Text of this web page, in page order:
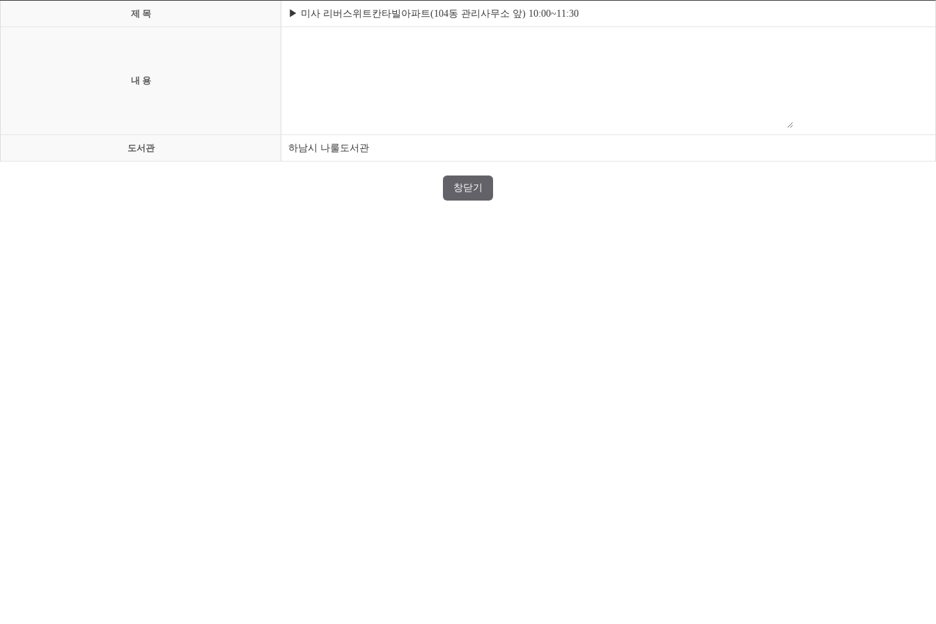
제 목 ▶ 미사 리버스위트칸타빌아파트(104동 관리사무소 앞) 10:00~11:30
내 용
도서관 하남시 나룰도서관
창닫기